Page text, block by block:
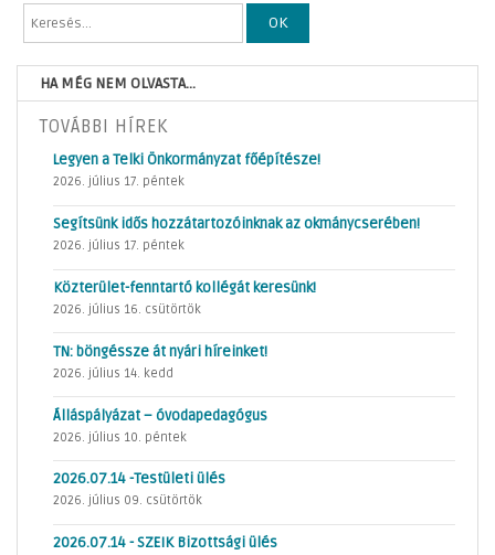
OK
HA MÉG NEM OLVASTA...
TOVÁBBI HÍREK
Legyen a Telki Önkormányzat főépítésze!
2026. július 17. péntek
Segítsünk idős hozzátartozóinknak az okmánycserében!
2026. július 17. péntek
Közterület-fenntartó kollégát keresünk!
2026. július 16. csütörtök
TN: böngéssze át nyári híreinket!
2026. július 14. kedd
Álláspályázat – óvodapedagógus
2026. július 10. péntek
2026.07.14 -Testületi ülés
2026. július 09. csütörtök
2026.07.14 - SZEIK Bizottsági ülés